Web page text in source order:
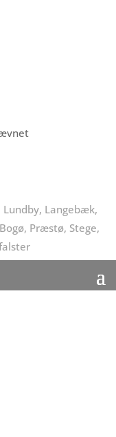
Langebæk,
Præstø, Stege,